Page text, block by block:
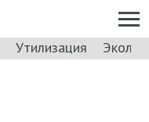
Утилизация